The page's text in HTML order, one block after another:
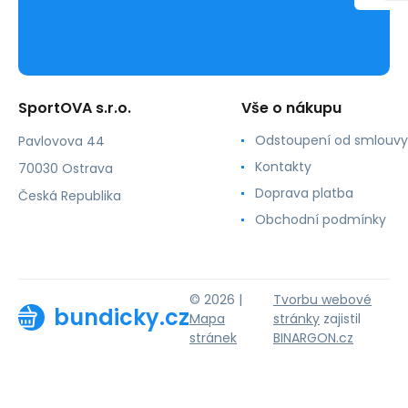
SportOVA s.r.o.
Pavlovova 44
70030 Ostrava
Česká Republika
Vše o nákupu
Odstoupení od smlouvy
Kontakty
Doprava platba
Obchodní podmínky
bundicky.cz
© 2026 |
Mapa
stránek
Tvorbu webové
stránky zajistil
BINARGON.cz